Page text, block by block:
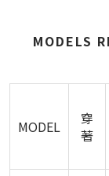
MODELS
MODEL
穿
著